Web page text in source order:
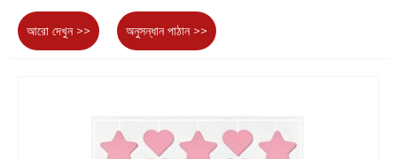
আরো দেখুন >> অনুসন্ধান পাঠান >>